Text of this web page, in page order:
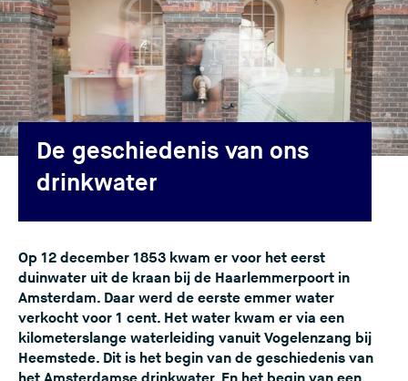
a
a
t
d
e
z
e
i
)
De geschiedenis van ons
drinkwater
Op 12 december 1853 kwam er voor het eerst
duinwater uit de kraan bij de Haarlemmerpoort in
Amsterdam. Daar werd de eerste emmer water
verkocht voor 1 cent. Het water kwam er via een
kilometerslange waterleiding vanuit Vogelenzang bij
Heemstede. Dit is het begin van de geschiedenis van